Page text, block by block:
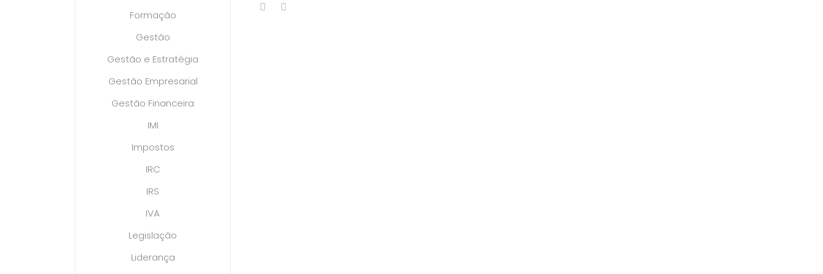
Formação
Gestão
Gestão e Estratégia
Gestão Empresarial
Gestão Financeira
IMI
Impostos
IRC
IRS
IVA
Legislação
Liderança